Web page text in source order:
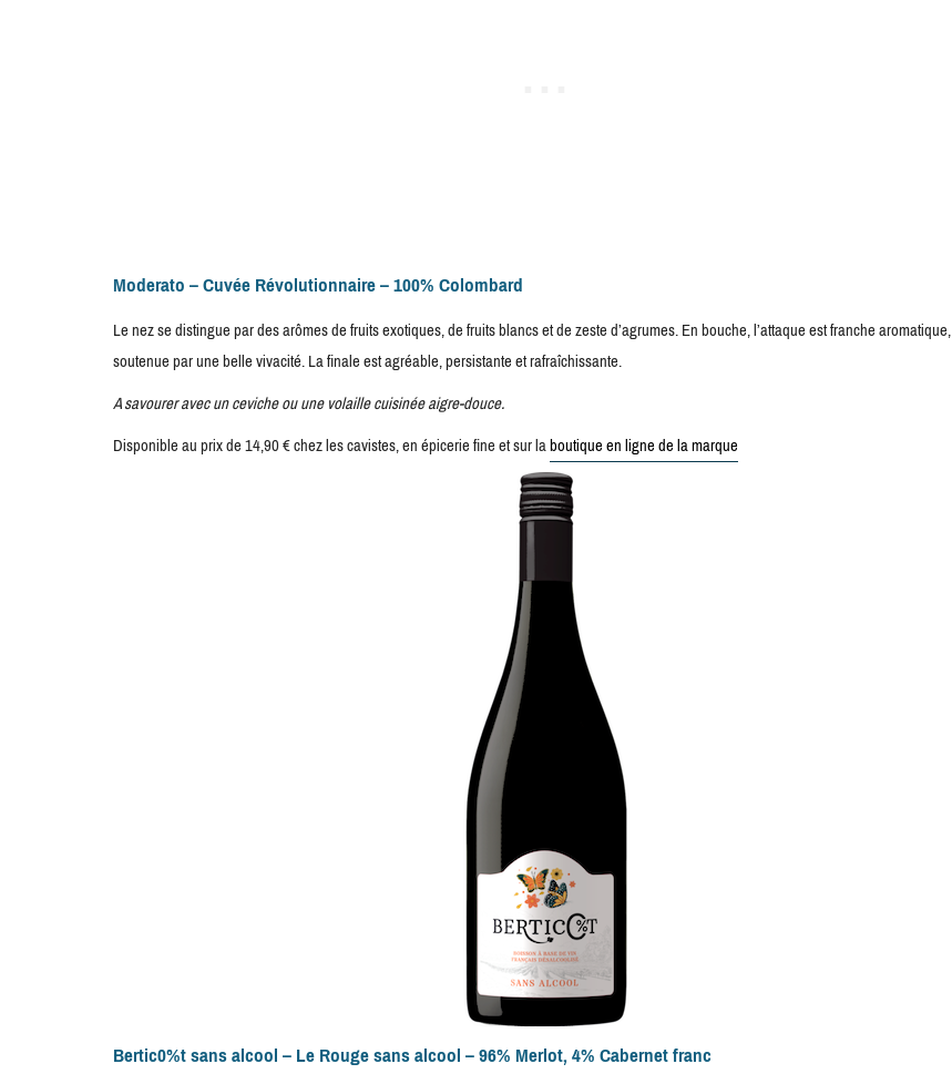
Moderato – Cuvée Révolutionnaire – 100% Colombard
Le nez se distingue par des arômes de fruits exotiques, de fruits blancs et de zeste d’agrumes. En bouche, l’attaque est franche aromatique,
soutenue par une belle vivacité. La finale est agréable, persistante et rafraîchissante.
A savourer avec un ceviche ou une volaille cuisinée aigre-douce.
Disponible au prix de 14,90 € chez les cavistes, en épicerie fine et sur laboutique en ligne de la marque
Bertic0%t sans alcool – Le Rouge sans alcool – 96% Merlot, 4% Cabernet franc